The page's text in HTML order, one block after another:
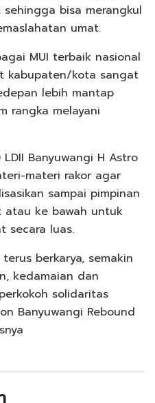
bisa merangkul
umat.
MUI terbaik nasional
kabupaten/kota sangat
lebih mantap
rangka melayani
Banyuwangi H Astro
materi rakor agar
sampai pimpinan
ke bawah untuk
secara luas.
berkarya, semakin
kedamaian dan
solidaritas
Banyuwangi Rebound